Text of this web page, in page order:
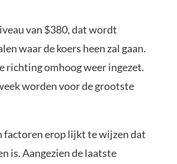
van $380, dat wordt
waar de koers heen zal gaan.
richting omhoog weer ingezet.
worden voor de grootste
factoren erop lijkt te wijzen dat
is. Aangezien de laatste